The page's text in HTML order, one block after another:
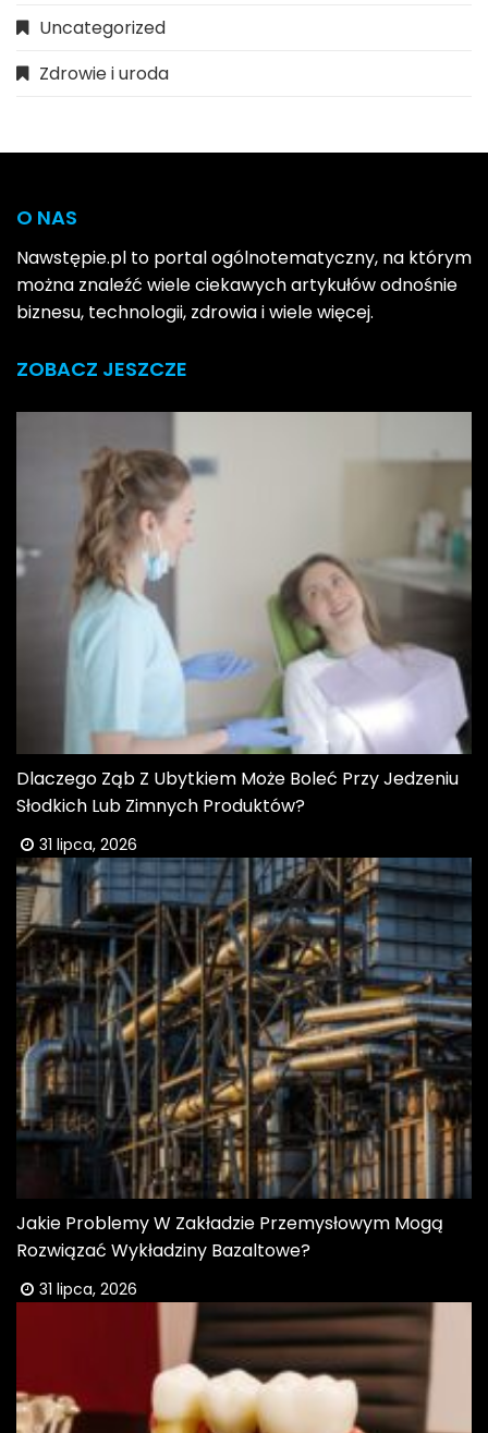
Uncategorized
Zdrowie i uroda
O NAS
Nawstępie.pl to portal ogólnotematyczny, na którym
można znaleźć wiele ciekawych artykułów odnośnie
biznesu, technologii, zdrowia i wiele więcej.
ZOBACZ JESZCZE
Dlaczego Ząb Z Ubytkiem Może Boleć Przy Jedzeniu
Słodkich Lub Zimnych Produktów?
31 lipca, 2026
Jakie Problemy W Zakładzie Przemysłowym Mogą
Rozwiązać Wykładziny Bazaltowe?
31 lipca, 2026